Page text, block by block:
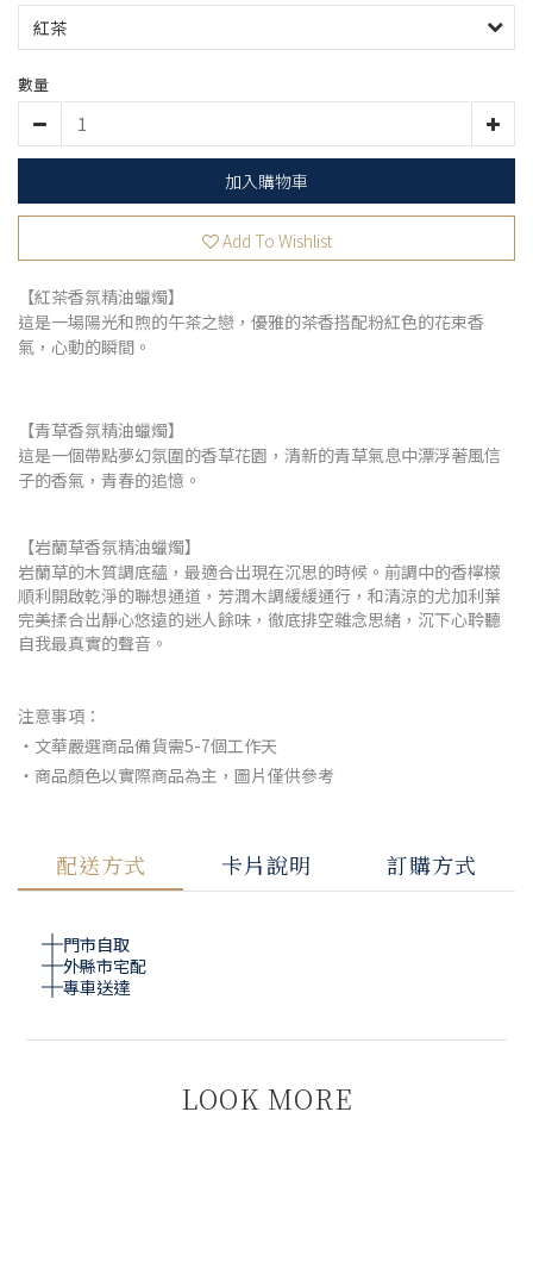
數量
加入購物車
Add To Wishlist
【紅茶香氛精油蠟燭】
這是一場陽光和煦的午茶之戀，優雅的茶香搭配粉紅色的花束香
氣，心動的瞬間。
【青草香氛精油蠟燭】
這是一個帶點夢幻氛圍的香草花園，清新的青草氣息中漂浮著風信
子的香氣，青春的追憶。
【岩蘭草香氛精油蠟燭】
岩蘭草的木質調底蘊，最適合出現在沉思的時候。前調中的香檸檬
順利開啟乾淨的聯想通道，芳潤木調緩緩通行，和清涼的尤加利葉
完美揉合出靜心悠遠的迷人餘味，徹底排空雜念思緒，沉下心聆聽
自我最真實的聲音。
注意事項：
・文華嚴選商品備貨需5-7個工作天
・商品顏色以實際商品為主，圖片僅供參考
配送方式 卡片說明 訂購方式
門市自取
外縣市宅配
專車送達
LOOK MORE